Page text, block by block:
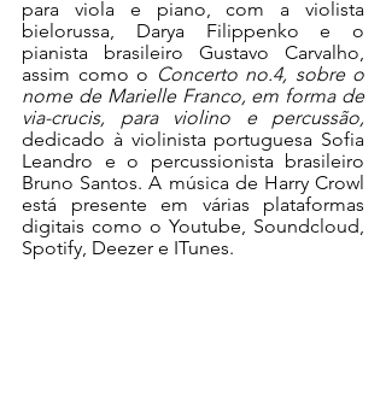
para viola e piano, com a violista
bielorussa, Darya Filippenko e o
pianista brasileiro Gustavo Carvalho,
assim como o Concerto no.4, sobre o
nome de Marielle Franco, em forma de
dedicado à violinista portuguesa Sofia
Leandro e o percussionista brasileiro
Bruno Santos. A música de Harry Crowl
está presente em várias plataformas
digitais como o Youtube, Soundcloud,
Spotify, Deezer e ITunes.